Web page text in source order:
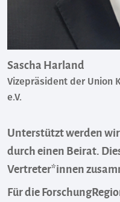
Sascha Harland
Vizepräsident der Union
e.V.
Unterstützt werden
durch einen Beirat.
Vertreter*innen
Für die